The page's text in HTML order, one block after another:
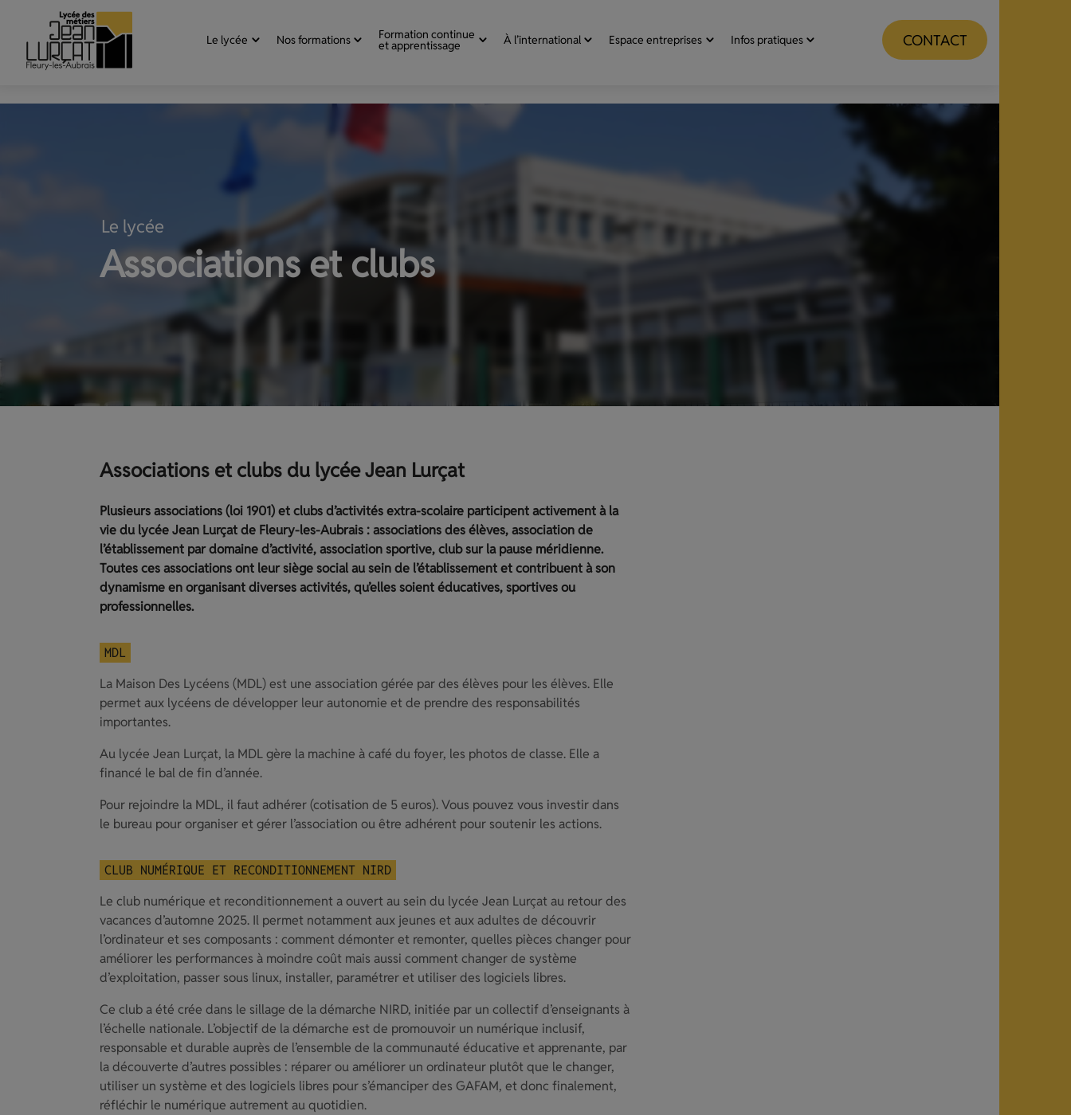
Aller au contenu
Le lycée Nos formations Formation continue
et apprentissage À l’international Espace entreprises Infos pratiques CONTACT
Le lycée
Associations et clubs
Associations et clubs du lycée Jean Lurçat
Plusieurs associations (loi 1901) et clubs d’activités extra-scolaire participent activement à la
vie du lycée Jean Lurçat de Fleury-les-Aubrais : associations des élèves, association de
l’établissement par domaine d’activité, association sportive, club sur la pause méridienne.
Toutes ces associations ont leur siège social au sein de l’établissement et contribuent à son
dynamisme en organisant diverses activités, qu’elles soient éducatives, sportives ou
professionnelles.
MDL
La Maison Des Lycéens (MDL) est une association gérée par des élèves pour les élèves. Elle
permet aux lycéens de développer leur autonomie et de prendre des responsabilités
importantes.
Au lycée Jean Lurçat, la MDL gère la machine à café du foyer, les photos de classe. Elle a
financé le bal de fin d’année.
Pour rejoindre la MDL, il faut adhérer (cotisation de 5 euros). Vous pouvez vous investir dans
le bureau pour organiser et gérer l’association ou être adhérent pour soutenir les actions.
CLUB NUMÉRIQUE ET RECONDITIONNEMENT NIRD
Le club numérique et reconditionnement a ouvert au sein du lycée Jean Lurçat au retour des
vacances d’automne 2025. Il permet notamment aux jeunes et aux adultes de découvrir
l’ordinateur et ses composants : comment démonter et remonter, quelles pièces changer pour
améliorer les performances à moindre coût mais aussi comment changer de système
d’exploitation, passer sous linux, installer, paramétrer et utiliser des logiciels libres.
Ce club a été crée dans le sillage de la démarche NIRD, initiée par un collectif d’enseignants à
l’échelle nationale. L’objectif de la démarche est de promouvoir un numérique inclusif,
responsable et durable auprès de l’ensemble de la communauté éducative et apprenante, par
la découverte d’autres possibles : réparer ou améliorer un ordinateur plutôt que le changer,
utiliser un système et des logiciels libres pour s’émanciper des GAFAM, et donc finalement,
réfléchir le numérique autrement au quotidien.
Panneau de gestion des cookies